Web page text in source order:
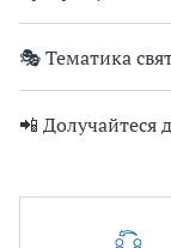
🎭 Тематика
📲 Долучайтеся